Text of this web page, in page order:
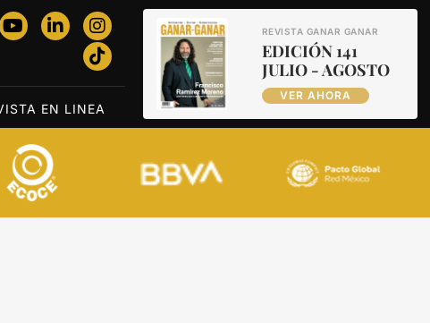
EN LINEA
REVISTA GANAR GANAR
EDICIÓN 141
JULIO - AGOSTO
VER AHORA